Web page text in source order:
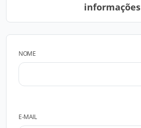
informações
NOME
E-MAIL